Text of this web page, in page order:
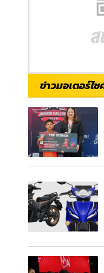
ข่าวมอเตอร์ไ